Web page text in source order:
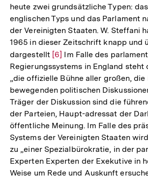
heute zwei grundsätzliche Typen:
englischen Typs und das Parlament
der Vereinigten Staaten. W. Steffani
1965 in dieser Zeitschrift knapp und
dargestellt Zur
Auflösung
der
Fußnote
[6] Im Falle des
Regierungssystems in England steht
„die offizielle Bühne aller großen, die
bewegenden politischen
Träger der Diskussion sind die
der Parteien, Haupt-adressat der
öffentliche Meinung. Im Falle des
Systems der Vereinigten Staaten
zu „einer Spezialbürokratie, in der
Experten Experten der Exekutive in
Weise um Rede und Auskunft